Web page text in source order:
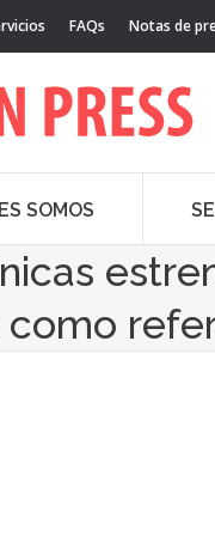
FAQs Notas de
SOMOS
como